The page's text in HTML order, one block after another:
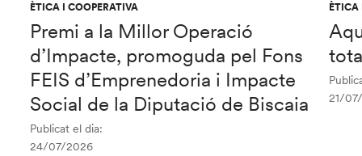
ÈTICA I COOPERATIVA
Premi a la Millor Operació
d’Impacte, promoguda pel Fons
FEIS d’Emprenedoria i Impacte
Social de la Diputació de Biscaia
Publicat el dia:
24/07/2026
ÈTICA
21/